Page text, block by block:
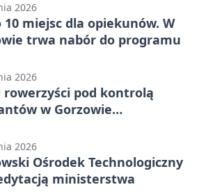
2026
10 miejsc dla opiekunów. W
trwa nabór do programu
2026
rowerzyści pod kontrolą
w Gorzowie
2026
Ośrodek Technologiczny
ministerstwa